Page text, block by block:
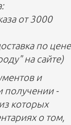
от 3000
по цене
на сайте)
и
получении -
которых
о том,